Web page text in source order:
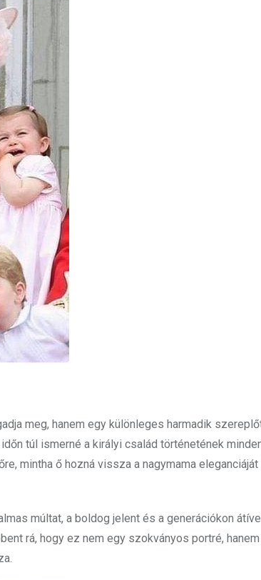
meg, hanem egy különleges harmadik
túl ismerné a királyi család történetének
mintha ő hozná vissza a nagymama
múltat, a boldog jelent és a generációkon
rá, hogy ez nem egy szokványos portré,